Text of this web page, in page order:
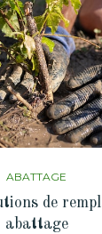
ABATTAGE
de
abattage